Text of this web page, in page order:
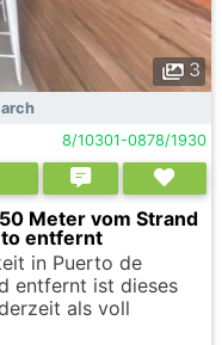
3
8/10301-0878/1930
Meter vom Strand
entfernt
in Puerto de
entfernt ist dieses
als voll